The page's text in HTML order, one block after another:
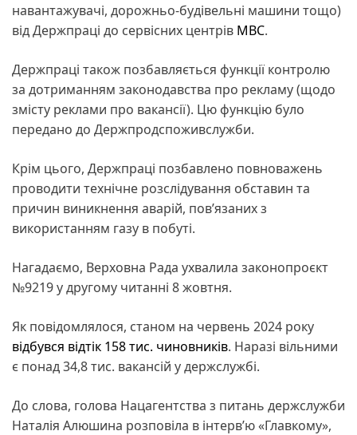
навантажувачі, дорожньо-будівельні машини тощо)
від Держпраці до сервісних центрів МВС.
Держпраці також позбавляється функції контролю
за дотриманням законодавства про рекламу (щодо
змісту реклами про вакансії). Цю функцію було
передано до Держпродспоживслужби.
Крім цього, Держпраці позбавлено повноважень
проводити технічне розслідування обставин та
причин виникнення аварій, пов’язаних з
використанням газу в побуті.
Нагадаємо, Верховна Рада ухвалила законопроєкт
№9219 у другому читанні 8 жовтня.
Як повідомлялося, станом на червень 2024 року
відбувся відтік 158 тис. чиновників. Наразі вільними
є понад 34,8 тис. вакансій у держслужбі.
До слова, голова Нацагентства з питань держслужби
Наталія Алюшина розповіла в інтерв’ю «Главкому»,